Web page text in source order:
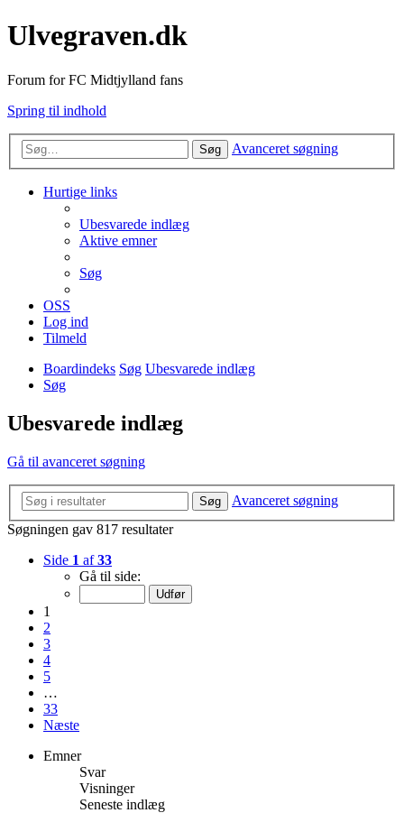
Ulvegraven.dk
Forum for FC Midtjylland fans
Spring til indhold
Søg Avanceret søgning
Hurtige links
Ubesvarede indlæg
Aktive emner
Søg
OSS
Log ind
Tilmeld
Boardindeks Søg Ubesvarede indlæg
Søg
Ubesvarede indlæg
Gå til avanceret søgning
Søg
Avanceret søgning
Søgningen gav 817 resultater
Side 1 af33
Gå til side:
1
2
3
4
5
…
33
Næste
Emner
Svar
Visninger
Seneste indlæg